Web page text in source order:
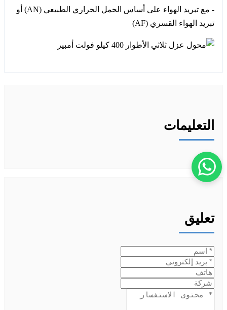
- مع تبريد الهواء على أساس الحمل الحراري الطبيعي (AN) أو
تبريد الهواء القسري (AF)
التعليمات
تعليق